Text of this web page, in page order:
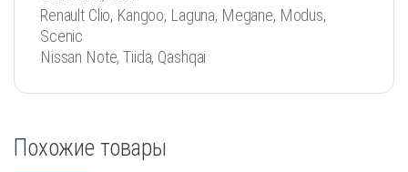
Renault Clio, Kangoo, Laguna, Megane, Modus,
Scenic
Nissan Note, Tiida, Qashqai
Похожие товары